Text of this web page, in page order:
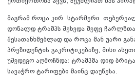
მაგრამ როცა კირ სტარმერი
დონალდ ტრამპს შეხვდა მეფე
შესათანხმებლად და როცა მან უარი
პრეზიდენტის გაკრიტიკებაზე, მისი
უშედეგო აღმოჩნდა: ტრამპმა დიდ
სავაჭრო ტარიფები მაინც დაუწესა.